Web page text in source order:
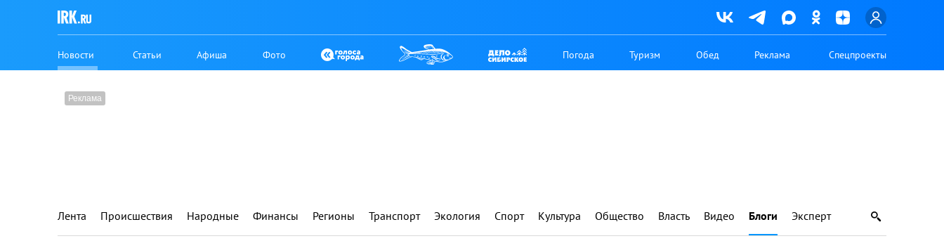
Новости Статьи Афиша Фото Погода Туризм Обед Реклама Спецпроекты
Лента Происшествия Народные Финансы Регионы Транспорт Экология Спорт Культура Общество Власть Видео Блоги Эксперт